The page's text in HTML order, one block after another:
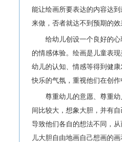
能让绘画所要表达的内容达
来做，否者就达不到预期的效
给幼儿创设一个良好的
的情感体验。绘画是儿童表
幼儿的认知、情感等得到健
快乐的气氛，重视他们在创
尊重幼儿的意愿、尊重
间比较大，想象大胆，并有
导致他们各自的想法不同，
儿大胆自由地画自己想画的